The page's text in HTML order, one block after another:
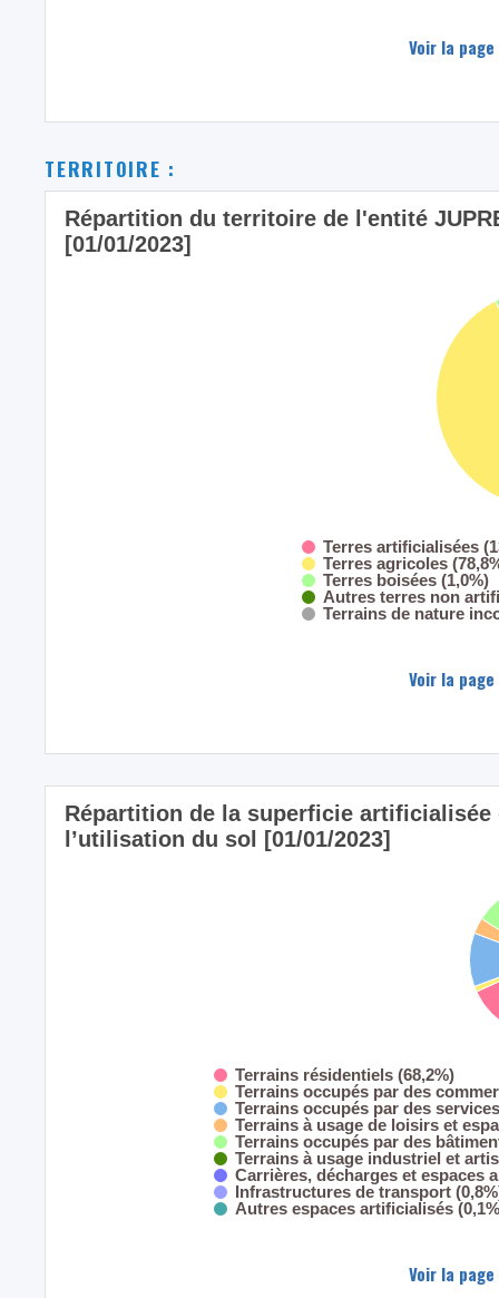
Voir la
TERRITOIRE :
Répartition du territoire de l'entité
[01/01/2023]
Terres artificialisées
Terres agricoles
Terres boisées (1,0%)
Autres terres non
Terrains de nature
Voir la
Répartition de la superficie artificialisée
l’utilisation du sol [01/01/2023]
Terrains résidentiels (68,2%)
Terrains occupés par des
Terrains occupés par des
Terrains à usage de loisirs et
Terrains occupés par des
Terrains à usage industriel et
Carrières, décharges et espaces
Infrastructures de transport
Autres espaces artificialisés
Voir la